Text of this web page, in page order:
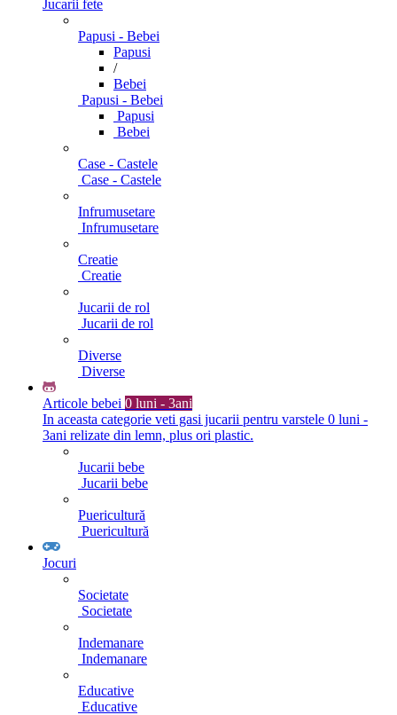
Jucarii fete
Papusi - Bebei
Papusi
/
Bebei
Papusi - Bebei
Papusi
Bebei
Case - Castele
Case - Castele
Infrumusetare
Infrumusetare
Creatie
Creatie
Jucarii de rol
Jucarii de rol
Diverse
Diverse
Articole bebei 0 luni - 3ani
In aceasta categorie veti gasi jucarii pentru varstele 0 luni -
3ani relizate din lemn, plus ori plastic.
Jucarii bebe
Jucarii bebe
Puericultură
Puericultură
Jocuri
Societate
Societate
Indemanare
Indemanare
Educative
Educative